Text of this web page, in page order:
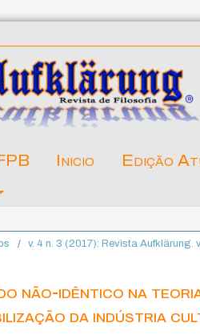
Inicio Edição
/ v. 4 n. 3 (2017): Revista Aufklärung.
não-idêntico na
da indústria